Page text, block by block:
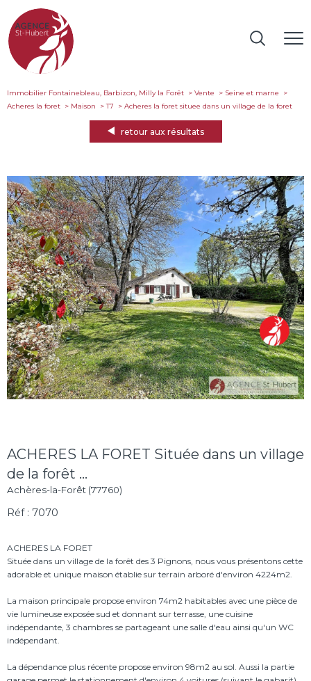
Immobilier Fontainebleau, Barbizon, Milly la Forêt Vente
Seine et marne
Acheres la foret
Maison T7 acheres la foret situee dans un village de la foret
retour aux résultats
ACHERES LA FORET Située dans un village
de la forêt ...
Achères-la-Forêt (77760)
Réf : 7070
ACHERES LA FORET
Située dans un village de la forêt des 3 Pignons, nous vous présentons cette
adorable et unique maison établie sur terrain arboré d'environ 4224m2.
La maison principale propose environ 74m2 habitables avec une pièce de
vie lumineuse exposée sud et donnant sur terrasse, une cuisine
indépendante, 3 chambres se partageant une salle d'eau ainsi qu'un WC
indépendant.
La dépendance plus récente propose environ 98m2 au sol. Aussi la partie